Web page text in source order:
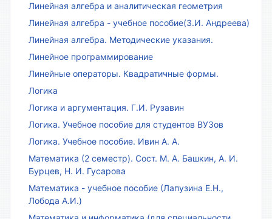
Линейная алгебра и аналитическая геометрия
Линейная алгебра - учебное пособие(З.И. Андреева)
Линейная алгебра. Методические указания.
Линейное программирование
Линейные операторы. Квадратичные формы.
Логика
Логика и аргументация. Г.И. Рузавин
Логика. Учебное пособие для студентов ВУЗов
Логика. Учебное пособие. Ивин А. А.
Математика (2 семестр). Сост. М. А. Башкин, А. И.
Бурцев, Н. И. Гусарова
Математика - учебное пособие (Лапузина Е.Н.,
Лобода А.И.)